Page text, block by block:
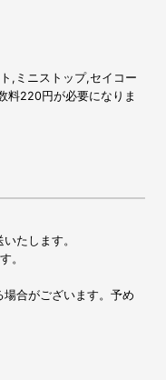
,ミニストップ,セイコー
料220円が必要になりま
たします。
。
合がございます。予め